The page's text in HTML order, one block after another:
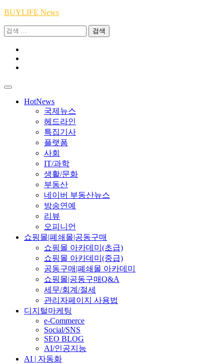
Skip
content
BUYLIFE News
검
HotNews
국제뉴스
헤드라인
특집기사
플랫폼
사회
IT/과학
생활/문화
부동산
네이버 부동산뉴스
방송연예
리뷰
오피니언
쇼핑몰|폐쇄몰|공동구매
쇼핑몰 아카데미(초급)
쇼핑몰 아카데미(중급)
공동구매|폐쇄몰 아카데미
쇼핑몰|공동구매Q&A
세무/회계/절세
관리자페이지 사용법
디지털마케팅
e-Commerce
Social/SNS
SEO BLOG
AI/인공지능
AI | 자동화